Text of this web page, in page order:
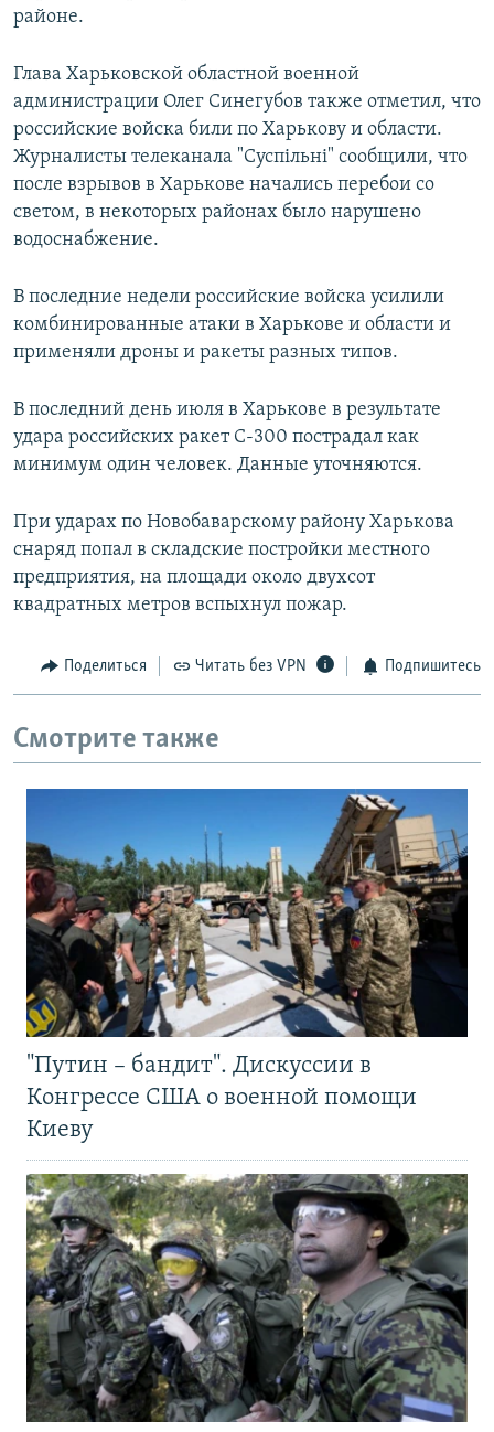
районе.
Глава Харьковской областной военной
администрации Олег Синегубов также отметил, что
российские войска били по Харькову и области.
Журналисты телеканала "Суспільнi" сообщили, что
после взрывов в Харькове начались перебои со
светом, в некоторых районах было нарушено
водоснабжение.
В последние недели российские войска усилили
комбинированные атаки в Харькове и области и
применяли дроны и ракеты разных типов.
В последний день июля в Харькове в результате
удара российских ракет С-300 пострадал как
минимум один человек. Данные уточняются.
При ударах по Новобаварскому району Харькова
снаряд попал в складские постройки местного
предприятия, на площади около двухсот
квадратных метров вспыхнул пожар.
Поделиться Читать без VPN Подпишитесь
Смотрите также
"Путин – бандит". Дискуссии в
Конгрессе США о военной помощи
Киеву